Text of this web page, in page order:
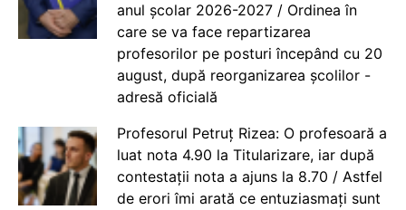
anul școlar 2026-2027 / Ordinea în
care se va face repartizarea
profesorilor pe posturi începând cu 20
august, după reorganizarea școlilor -
adresă oficială
Profesorul Petruț Rizea: O profesoară a
luat nota 4.90 la Titularizare, iar după
contestații nota a ajuns la 8.70 / Astfel
de erori îmi arată ce entuziasmați sunt